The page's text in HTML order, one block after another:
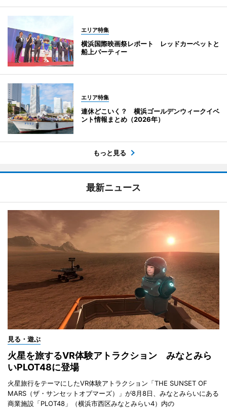
エリア特集
横浜国際映画祭レポート レッドカーペットと
船上パーティー
エリア特集
連休どこいく？ 横浜ゴールデンウィークイベ
ント情報まとめ（2026年）
もっと見る
最新ニュース
見る・遊ぶ
火星を旅するVR体験アトラクション みなとみら
いPLOT48に登場
火星旅行をテーマにしたVR体験アトラクション「THE SUNSET OF
MARS（ザ・サンセットオブマーズ）」が8月8日、みなとみらいにある
商業施設「PLOT48」（横浜市西区みなとみらい4）内の